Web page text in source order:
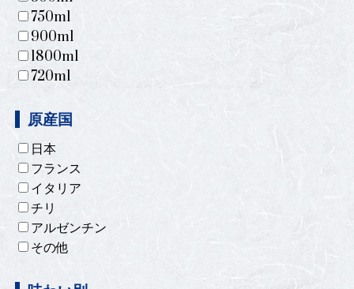
750ml
900ml
1800ml
720ml
原産国
日本
フランス
イタリア
チリ
アルゼンチン
その他